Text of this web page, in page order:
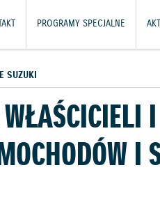
PROGRAMY SPECJALNE
SUZUKI
I